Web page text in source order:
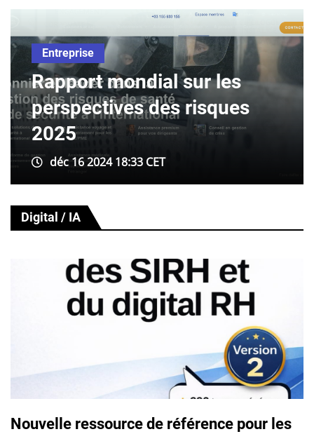
Entreprise
La culture d'entreprise,
avantage concurrentiel en
période de permacrise
déc 06 2024 06:00 CET
Digital / IA
Nouvelle ressource de référence pour les